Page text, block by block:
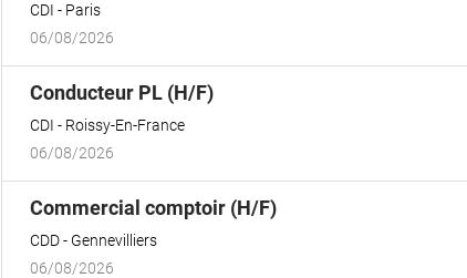
CDI
Paris
06/08/2026
Conducteur PL (H/F)(Nouvelle
CDI
Roissy-En-France
06/08/2026
Commercial comptoir (H/F)(Nouvelle
CDD
Gennevilliers
06/08/2026